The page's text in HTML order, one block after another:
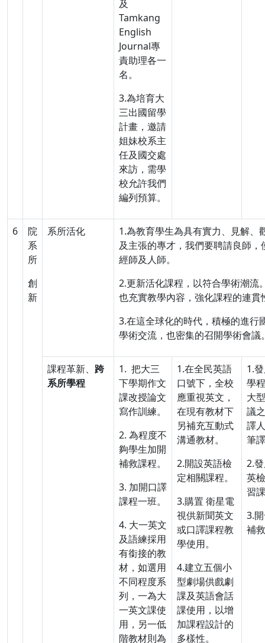
及
Tamkang
English
Journal專
責助理各一
名。
3.為培育大
三出國留學
計畫，邀請
姐妹校系主
任及國交處
來訪，需學
校允許我們
編列預算。
6
院
系
所
創
新
系所活化
1.為教育學生為具有實力、見解、
及主張的專才，我們要聘請良師，
經師及人師。
2.更新活化課程，以符合學術潮流
也充實教學內容，強化課程的連貫
3.在這全球化的時代，積極的進行
學術交流，也密集的召開學術會議
課程革新、 跨
系所學程
1. 把大三
下學期作文
課改授論文
寫作訓練。
2. 為程度不
夠學生加開
補救課程。
3. 加開口譯
課程一班。
4. 大一英文
及語練採用
有銜接的教
材，如選用
不同程度系
列，一為大
一英文課使
用，另一低
階教材則為
1.在全民英語
口號下，全校
應重視英文，
在現有教材下
另補充互動式
溝通教材。
2.開設英語檢
定相關課程。
3.購置 衛星電
視供新聞英文
或口譯課程教
學使用。
4.建立五個小
型劇場供戲劇
課及英語會話
課使用，以增
加課程設計的
多樣性。
1.
學
大
議
譯
筆
2.
英
習
3.
補